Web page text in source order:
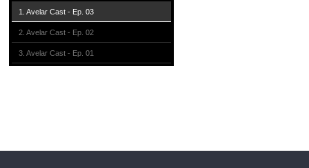
1. Avelar Cast - Ep. 03
2. Avelar Cast - Ep. 02
3. Avelar Cast - Ep. 01